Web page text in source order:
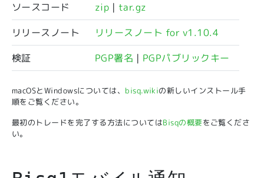
ソースコード
zip | tar.gz
リリースノート
リリースノート for v1.10.4
検証
PGP署名 | PGPパブリックキー
macOSとWindowsについては、 bisq.wikiの新しいインストール手
順をご覧ください。
最初のトレードを完了する方法についてはBisqの概要をご覧くださ
い。